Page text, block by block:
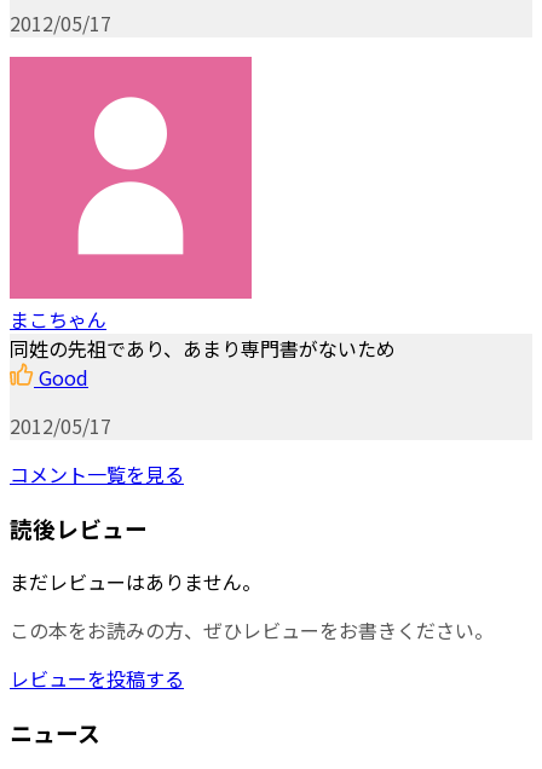
2012/05/17
まこちゃん
同姓の先祖であり、あまり専門書がないため
Good
2012/05/17
コメント一覧を見る
読後レビュー
まだレビューはありません。
この本をお読みの方、ぜひレビューをお書きください。
レビューを投稿する
ニュース